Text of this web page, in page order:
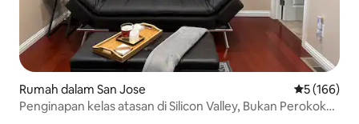
Rumah dalam San Jose Penarafan
5 (166)
Penginapan kelas atasan di Silicon Valley, Bukan Perokok